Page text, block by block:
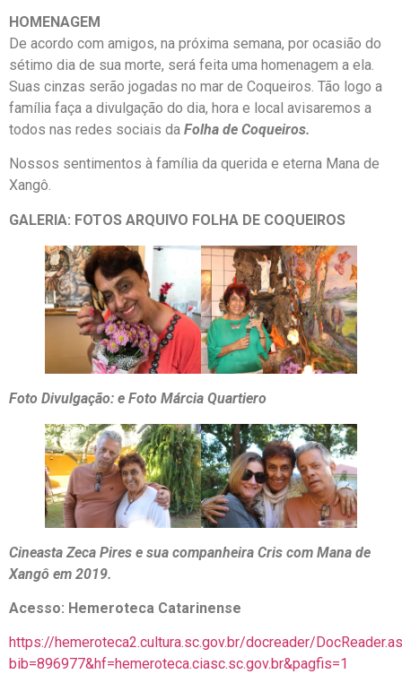
HOMENAGEM
De acordo com amigos, na próxima semana, por ocasião do
sétimo dia de sua morte, será feita uma homenagem a ela.
Suas cinzas serão jogadas no mar de Coqueiros. Tão logo a
família faça a divulgação do dia, hora e local avisaremos a
todos nas redes sociais da Folha de Coqueiros.
Nossos sentimentos à família da querida e eterna Mana de
Xangô.
GALERIA: FOTOS ARQUIVO FOLHA DE COQUEIROS
Foto Divulgação: e Foto Márcia Quartiero
Cineasta Zeca Pires e sua companheira Cris com Mana de
Xangô em 2019.
Acesso: Hemeroteca Catarinense
https://hemeroteca2.cultura.sc.gov.br/docreader/
bib=896977&hf=hemeroteca.ciasc.sc.gov.br&pagfis=1